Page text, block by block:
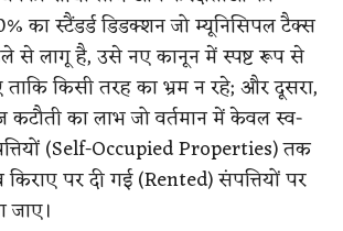
का स्टैंडर्ड डिडक्शन जो म्यूनिसिपल टैक्स
से लागू है, उसे नए कानून में स्पष्ट रूप से
किसी तरह का भ्रम न रहे; और दूसरा,
कटौती का लाभ जो वर्तमान में केवल स्व-
(Self-Occupied Properties) तक
पर दी गई (Rented) संपत्तियों पर
जाए।